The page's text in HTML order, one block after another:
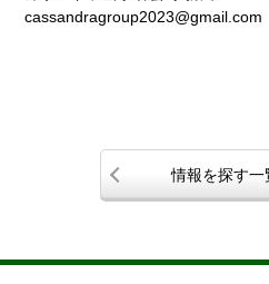
cassandragroup2023@gmail.com
情報を探す一